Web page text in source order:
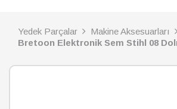
Yedek Parçalar
Makine Aksesuarları
Bretoon Elektronik Sem Stihl 08